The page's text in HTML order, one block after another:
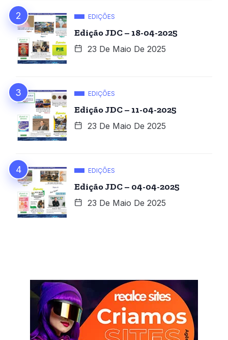
EDIÇÕES
Edição JDC – 18-04-2025
23 De Maio De 2025
EDIÇÕES
Edição JDC – 11-04-2025
23 De Maio De 2025
EDIÇÕES
Edição JDC – 04-04-2025
23 De Maio De 2025